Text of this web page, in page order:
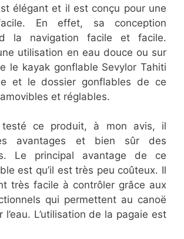
élégant et il est conçu pour une
En effet, sa conception
la navigation facile et facile.
utilisation en eau douce ou sur
le kayak gonflable Sevylor Tahiti
et le dossier gonflables de ce
et réglables.
testé ce produit, à mon avis, il
avantages et bien sûr des
Le principal avantage de ce
est qu’il est très peu coûteux. Il
très facile à contrôler grâce aux
qui permettent au canoë
l’eau. L’utilisation de la pagaie est